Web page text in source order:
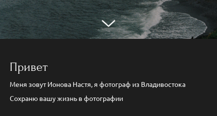
Привет
Меня зовут Ионова Настя, я фотограф из Владивостока
Сохраню вашу жизнь в фотографии